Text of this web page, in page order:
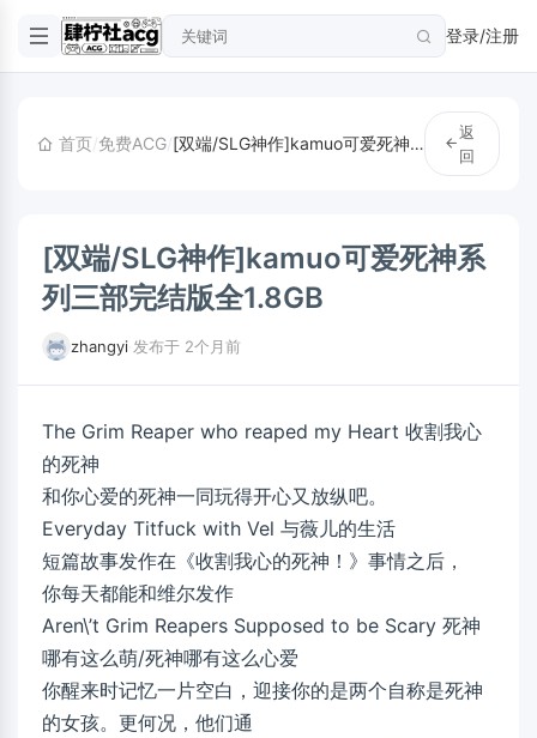
登录/注册
首页/免费ACG/ [双端/SLG神作]kamuo可爱死神系列三部完结版全1.8GB
返
回
[双端/SLG神作]kamuo可爱死神系
列三部完结版全1.8GB
zhangyi 发布于 2个月前
The Grim Reaper who reaped my Heart 收割我心
的死神
和你心爱的死神一同玩得开心又放纵吧。
Everyday Titfuck with Vel 与薇儿的生活
短篇故事发作在《收割我心的死神！》事情之后，
你每天都能和维尔发作
Aren\’t Grim Reapers Supposed to be Scary 死神
哪有这么萌/死神哪有这么心爱
你醒来时记忆一片空白，迎接你的是两个自称是死神
的女孩。更何况，他们通